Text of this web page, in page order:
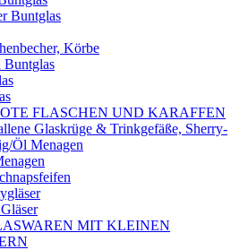
Buntglas
Körbe
Buntglas
FLASCHEN UND KARAFFEN
Glaskrüge & Trinkgefäße, Sherry-
Öl Menagen
MIT KLEINEN